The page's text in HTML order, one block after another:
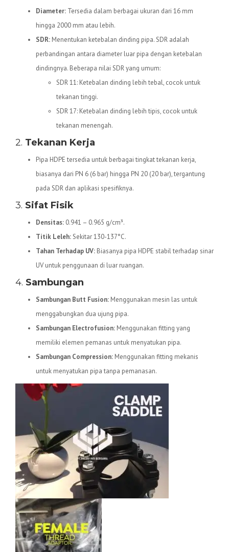
Diameter: Tersedia dalam berbagai ukuran dari 16 mm
hingga 2000 mm atau lebih.
SDR: Menentukan ketebalan dinding pipa. SDR adalah
perbandingan antara diameter luar pipa dengan ketebalan
dindingnya. Beberapa nilai SDR yang umum:
SDR 11: Ketebalan dinding lebih tebal, cocok untuk
tekanan tinggi.
SDR 17: Ketebalan dinding lebih tipis, cocok untuk
tekanan menengah.
2. Tekanan Kerja
Pipa HDPE tersedia untuk berbagai tingkat tekanan kerja,
biasanya dari PN 6 (6 bar) hingga PN 20 (20 bar), tergantung
pada SDR dan aplikasi spesifiknya.
3. Sifat Fisik
Densitas: 0.941 – 0.965 g/cm³.
Titik Leleh:Sekitar 130-137°C.
Tahan Terhadap UV: Biasanya pipa HDPE stabil terhadap sinar
UV untuk penggunaan di luar ruangan.
4. Sambungan
Sambungan Butt Fusion: Menggunakan mesin las untuk
menggabungkan dua ujung pipa.
Sambungan Electrofusion: Menggunakan fitting yang
memiliki elemen pemanas untuk menyatukan pipa.
Sambungan Compression: Menggunakan fitting mekanis
untuk menyatukan pipa tanpa pemanasan.